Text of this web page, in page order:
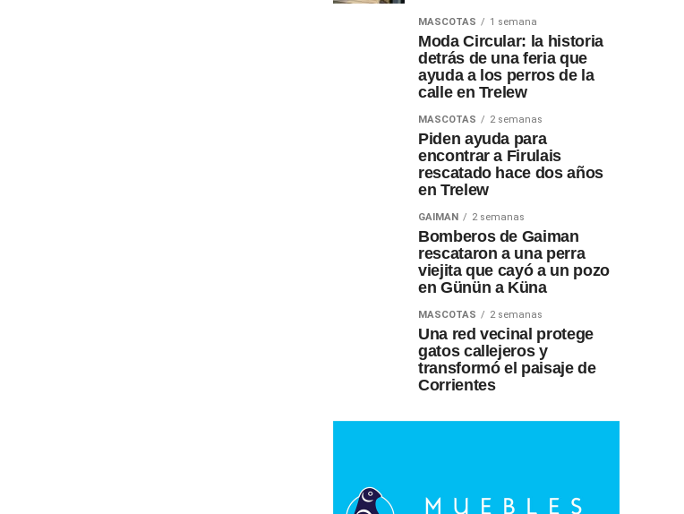
MASCOTAS 1 semana
Moda Circular: la historia
detrás de una feria que
ayuda a los perros de la
calle en Trelew
MASCOTAS 2 semanas
Piden ayuda para
encontrar a Firulais
rescatado hace dos años
en Trelew
GAIMAN 2 semanas
Bomberos de Gaiman
rescataron a una perra
viejita que cayó a un pozo
en Günün a Küna
MASCOTAS 2 semanas
Una red vecinal protege
gatos callejeros y
transformó el paisaje de
Corrientes